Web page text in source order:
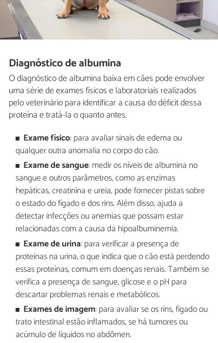
Diagnóstico de albumina
O diagnóstico de albumina baixa em cães pode envolver
uma série de exames físicos e laboratoriais realizados
pelo veterinário para identificar a causa do déficit dessa
proteína e tratá-la o quanto antes.
Exame físico: para avaliar sinais de edema ou
qualquer outra anomalia no corpo do cão.
Exame de sangue: medir os níveis de albumina no
sangue e outros parâmetros, como as enzimas
hepáticas, creatinina e ureia, pode fornecer pistas sobre
o estado do fígado e dos rins. Além disso, ajuda a
detectar infecções ou anemias que possam estar
relacionadas com a causa da hipoalbuminemia.
Exame de urina: para verificar a presença de
proteínas na urina, o que indica que o cão está perdendo
essas proteínas, comum em doenças renais. Também se
verifica a presença de sangue, glicose e o pH para
descartar problemas renais e metabólicos.
Exames de imagem: para avaliar se os rins, fígado ou
trato intestinal estão inflamados, se há tumores ou
acúmulo de líquidos no abdômen.